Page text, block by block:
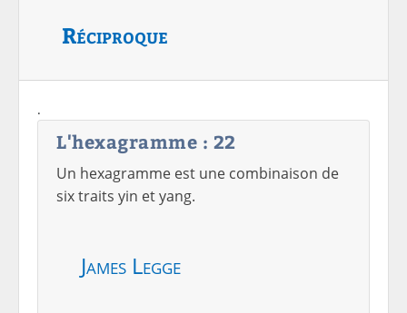
Réciproque
.
L'hexagramme : 22
Un hexagramme est une combinaison de
six traits yin et yang.
James Legge